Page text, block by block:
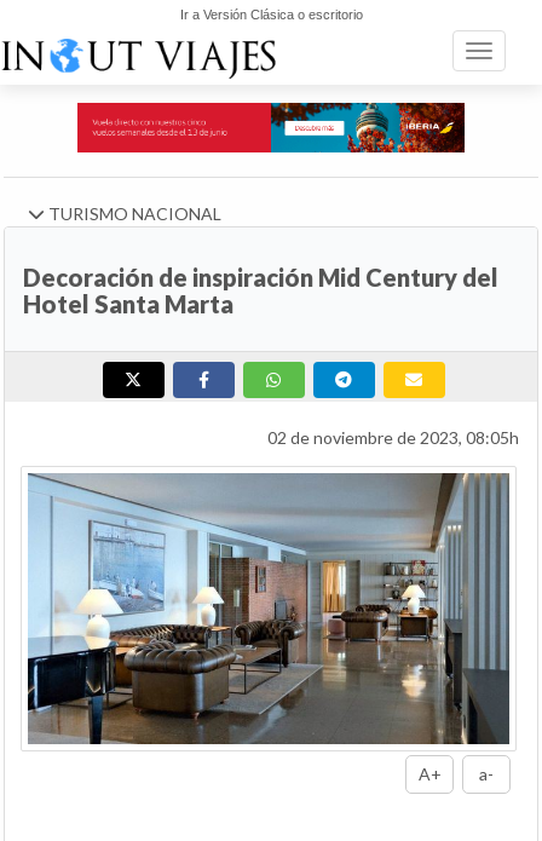
Ir a Versión Clásica o escritorio
Toggle
TURISMO NACIONAL
Decoración de inspiración Mid Century del
Hotel Santa Marta
02 de noviembre de 2023, 08:05h
A+ a-